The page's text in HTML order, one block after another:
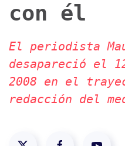
con él
El periodista
desapareció el
2008 en el
redacción del